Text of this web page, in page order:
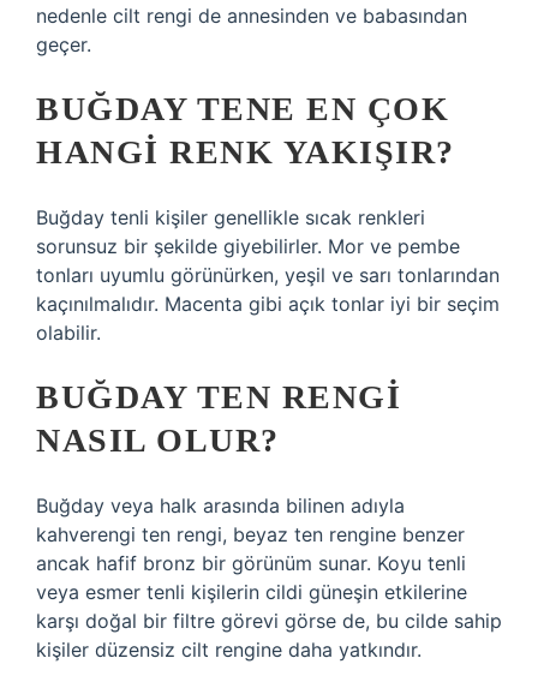
nedenle cilt rengi de annesinden ve babasından
geçer.
BUĞDAY TENE EN ÇOK
HANGI RENK YAKIŞIR?
Buğday tenli kişiler genellikle sıcak renkleri
sorunsuz bir şekilde giyebilirler. Mor ve pembe
tonları uyumlu görünürken, yeşil ve sarı tonlarından
kaçınılmalıdır. Macenta gibi açık tonlar iyi bir seçim
olabilir.
BUĞDAY TEN RENGI
NASIL OLUR?
Buğday veya halk arasında bilinen adıyla
kahverengi ten rengi, beyaz ten rengine benzer
ancak hafif bronz bir görünüm sunar. Koyu tenli
veya esmer tenli kişilerin cildi güneşin etkilerine
karşı doğal bir filtre görevi görse de, bu cilde sahip
kişiler düzensiz cilt rengine daha yatkındır.